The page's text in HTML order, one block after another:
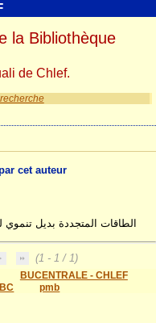
cet auteur
الطاقات المتجددة بديل تنموي
(1 - 1 / 1)
BUCENTRALE - CHLEF
pmb
la Bibliothèque
de Chlef.